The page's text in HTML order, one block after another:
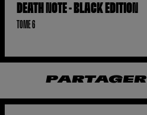
DEATH NOTE - BLACK EDITION
TOME 6
PARTAGER